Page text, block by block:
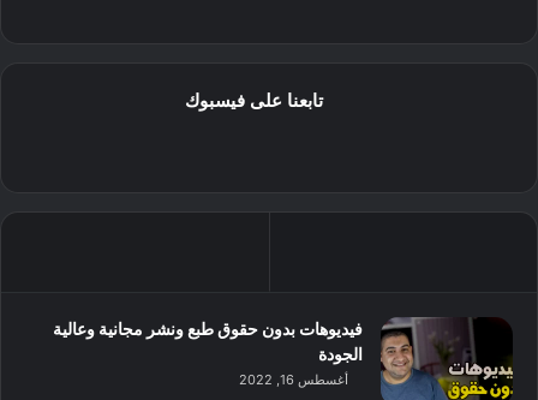
تابعنا على فيسبوك
فيديوهات بدون حقوق طبع ونشر مجانية وعالية
الجودة
أغسطس 16, 2022